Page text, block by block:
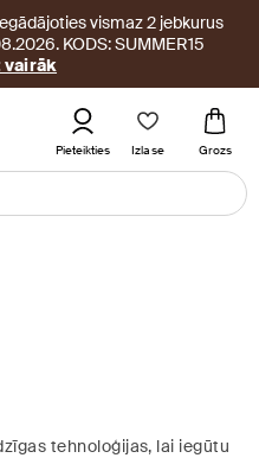
vismaz 2 jebkurus
KODS: SUMMER15
vairāk
Pieteikties Izlase Grozs
tehnoloģijas, lai iegūtu